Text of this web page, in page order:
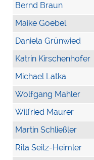
Bernd Braun
Maike Goebel
Daniela Grünwied
Katrin Kirschenhofer
Michael Latka
Wolfgang Mahler
Wilfried Maurer
Martin Schließler
Rita Seitz-Heimler